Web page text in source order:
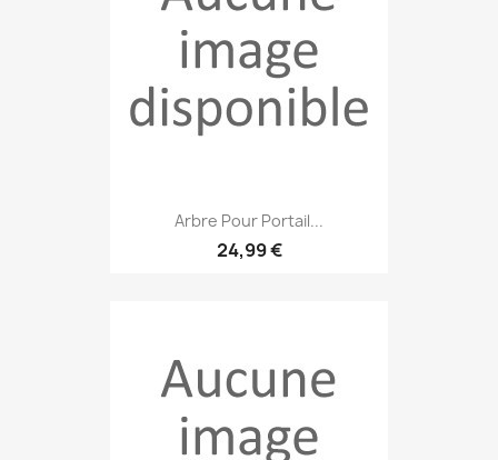
Arbre Pour Portail...
24,99 €